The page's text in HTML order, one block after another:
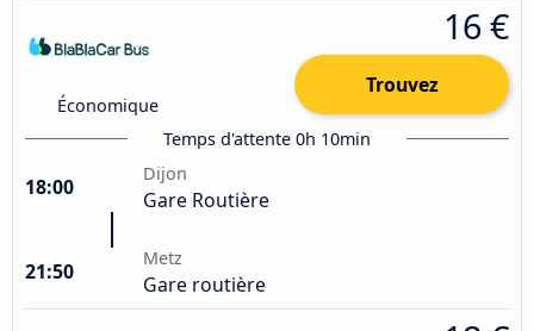
Économique
16 €
Trouvez
Temps d'attente 0h 10min
18:00
Dijon
Gare Routière
21:50
Metz
Gare routière